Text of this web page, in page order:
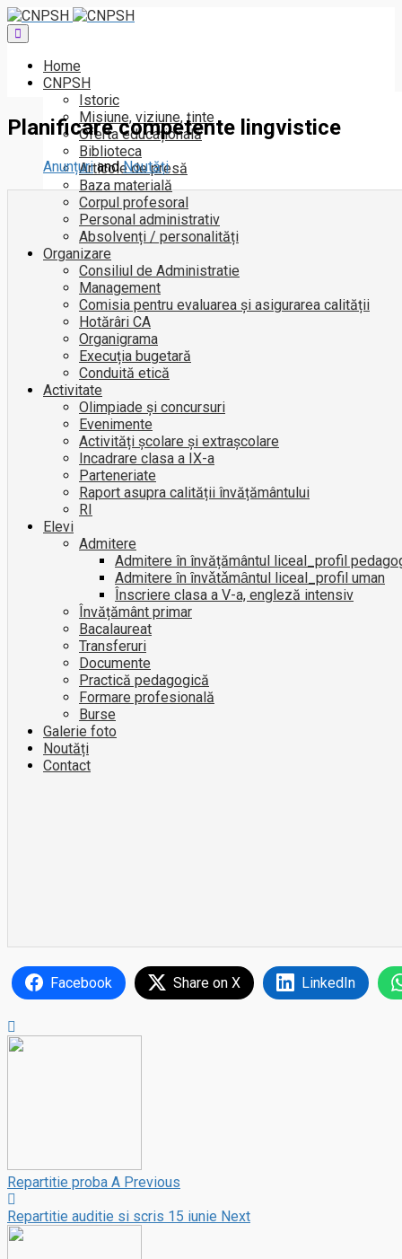
Toggle
navigation
Home
CNPSH
Istoric
Misiune, viziune, ținte
Oferta educațională
Biblioteca
Articole de presă
Baza materială
Corpul profesoral
Personal administrativ
Absolvenți / personalități
Organizare
Consiliul de Administratie
Management
Comisia pentru evaluarea și asigurarea calității
Hotărâri CA
Organigrama
Execuția bugetară
Conduită etică
Activitate
Olimpiade și concursuri
Evenimente
Activități școlare și extrașcolare
Incadrare clasa a IX-a
Parteneriate
Raport asupra calității învățământului
RI
Elevi
Admitere
Admitere în învățământul liceal_profil
Admitere ȋn ȋnvǎtǎmȃntul liceal_profil uman
Înscriere clasa a V-a, engleză intensiv
Învățământ primar
Bacalaureat
Transferuri
Documente
Practică pedagogică
Formare profesională
Burse
Galerie foto
Noutăți
Contact
Planificare competente lingvistice
Anunțuriand Noutăți
Facebook Share on X LinkedIn
Repartitie proba A Previous
Repartitie auditie si scris 15 iunie Next